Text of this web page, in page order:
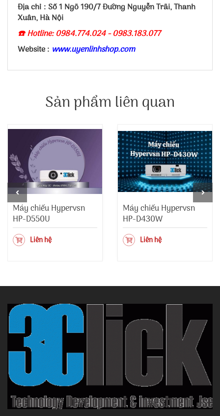
Địa chỉ : Số 1 Ngõ 190/7 Đường Nguyễn Trãi, Thanh
Xuân, Hà Nội
☎️ Hotline: 0984.774.024 - 0983.183.077
Website : www.uyenlinhshop.com
Sản phẩm liên quan
Máy chiếu Hypervsn
HP-D550U
Liên hệ
Máy chiếu Hypervsn
HP-D430W
Liên hệ